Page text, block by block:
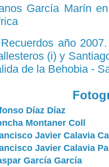
García Marín
año
(i) y
de la Behobia -
Díaz Díaz
Montaner Coll
Javier Calavia
Javier Calavia
García García